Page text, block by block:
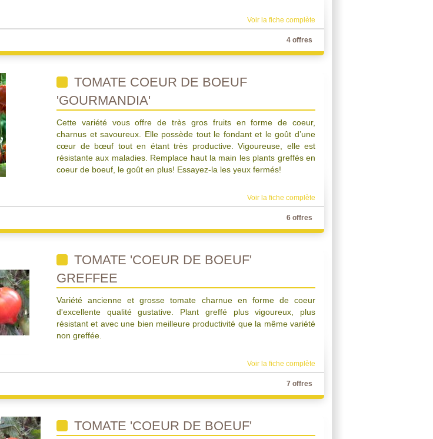
Voir la fiche complète
4 offres
TOMATE COEUR DE BOEUF
'GOURMANDIA'
Cette variété vous offre de très gros fruits en forme de coeur,
charnus et savoureux. Elle possède tout le fondant et le goût d’une
cœur de bœuf tout en étant très productive. Vigoureuse, elle est
résistante aux maladies. Remplace haut la main les plants greffés en
coeur de boeuf, le goût en plus! Essayez-la les yeux fermés!
Voir la fiche complète
6 offres
TOMATE 'COEUR DE BOEUF'
GREFFEE
Variété ancienne et grosse tomate charnue en forme de coeur
d'excellente qualité gustative. Plant greffé plus vigoureux, plus
résistant et avec une bien meilleure productivité que la même variété
non greffée.
Voir la fiche complète
7 offres
TOMATE 'COEUR DE BOEUF'